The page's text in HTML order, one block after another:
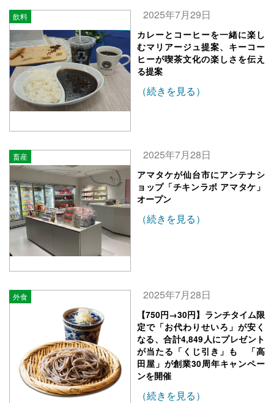
飲料 2025年7月29日
カレーとコーヒーを一緒に楽し
むマリアージュ提案、キーコー
ヒーが喫茶文化の楽しさを伝え
る提案
（続きを見る）
畜産 2025年7月28日
アマタケが仙台市にアンテナシ
ョップ「チキンラボ アマタケ」
オープン
（続きを見る）
外食 2025年7月28日
【750円→30円】ランチタイム限
定で「お代わりせいろ」が安く
なる、合計4,849人にプレゼント
が当たる「くじ引き」も 「高
田屋」が創業30周年キャンペー
ンを開催
（続きを見る）